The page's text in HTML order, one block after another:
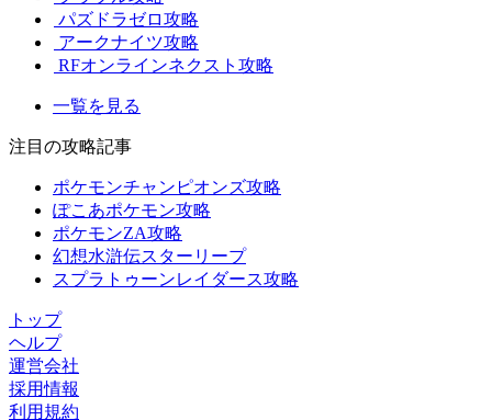
パズドラゼロ攻略
アークナイツ攻略
RFオンラインネクスト攻略
一覧を見る
注目の攻略記事
ポケモンチャンピオンズ攻略
ぽこあポケモン攻略
ポケモンZA攻略
幻想水滸伝スターリープ
スプラトゥーンレイダース攻略
トップ
ヘルプ
運営会社
採用情報
利用規約